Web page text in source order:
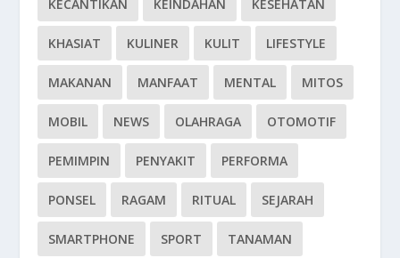
KECANTIKAN KEINDAHAN KESEHATAN
KHASIAT KULINER KULIT LIFESTYLE
MAKANAN MANFAAT MENTAL MITOS
MOBIL NEWS OLAHRAGA OTOMOTIF
PEMIMPIN PENYAKIT PERFORMA
PONSEL RAGAM RITUAL SEJARAH
SMARTPHONE SPORT TANAMAN